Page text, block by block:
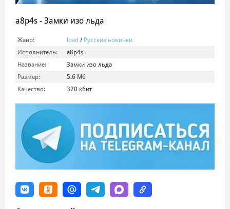
a8p4s - Замки изо льда
Жанр: load / Русские новинки
Исполнитель:
a8p4s
Название:
Замки изо льда
Размер:
5.6 Мб
Качество:
320 кбит